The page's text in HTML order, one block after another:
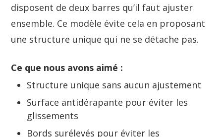
disposent de deux barres qu’il faut ajuster
ensemble. Ce modèle évite cela en proposant
une structure unique qui ne se détache pas.
Ce que nous avons aimé :
Structure unique sans aucun ajustement
Surface antidérapante pour éviter les
glissements
Bords surélevés pour éviter les